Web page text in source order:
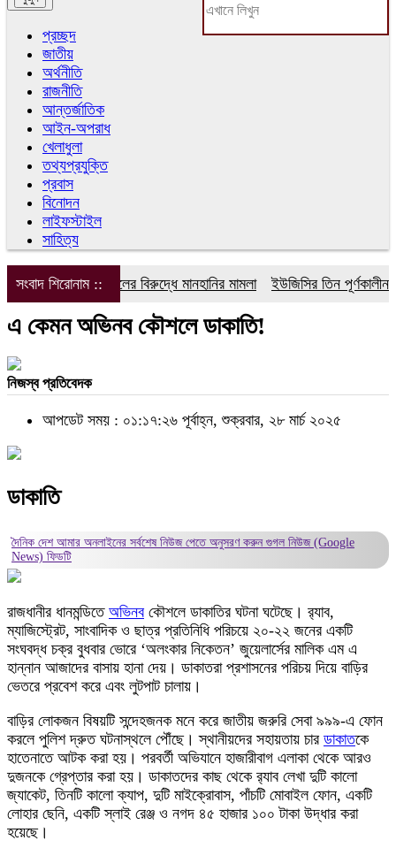
প্রচ্ছদ
জাতীয়
অর্থনীতি
রাজনীতি
আন্তর্জাতিক
আইন-অপরাধ
খেলাধুলা
তথ্যপ্রযুক্তি
প্রবাস
বিনোদন
লাইফস্টাইল
সাহিত্য
সংবাদ শিরোনাম ::ডিপজলের বিরুদ্ধে মানহানির মামলা ইউজিসির তিন পূর্ণকালীন
এ কেমন অভিনব কৌশলে ডাকাতি!
নিজস্ব প্রতিবেদক
আপডেট সময় : ০১:১৭:২৬ পূর্বাহ্ন, শুক্রবার, ২৮ মার্চ ২০২৫
ডাকাতি
দৈনিক দেশ আমার অনলাইনের সর্বশেষ নিউজ পেতে অনুসরণ করুন গুগল নিউজ (Google
News) ফিডটি
রাজধানীর ধানমন্ডিতে অভিনবকৌশলে ডাকাতির ঘটনা ঘটেছে। র‌্যাব,
ম্যাজিস্ট্রেট, সাংবাদিক ও ছাত্র প্রতিনিধি পরিচয়ে ২০-২২ জনের একটি
সংঘবদ্ধ চক্র বুধবার ভোরে ‘অলংকার নিকেতন’ জুয়েলার্সের মালিক এম এ
হান্নান আজাদের বাসায় হানা দেয়। ডাকাতরা প্রশাসনের পরিচয় দিয়ে বাড়ির
ভেতরে প্রবেশ করে এবং লুটপাট চালায়।
বাড়ির লোকজন বিষয়টি সন্দেহজনক মনে করে জাতীয় জরুরি সেবা ৯৯৯-এ ফোন
করলে পুলিশ দ্রুত ঘটনাস্থলে পৌঁছে। স্থানীয়দের সহায়তায় চার ডাকাতকে
হাতেনাতে আটক করা হয়। পরবর্তী অভিযানে হাজারীবাগ এলাকা থেকে আরও
দুজনকে গ্রেপ্তার করা হয়। ডাকাতদের কাছ থেকে র‌্যাব লেখা দুটি কালো
জ্যাকেট, তিনটি কালো ক্যাপ, দুটি মাইক্রোবাস, পাঁচটি মোবাইল ফোন, একটি
লোহার ছেনি, একটি স্লাই রেঞ্জ ও নগদ ৪৫ হাজার ১০০ টাকা উদ্ধার করা
হয়েছে।